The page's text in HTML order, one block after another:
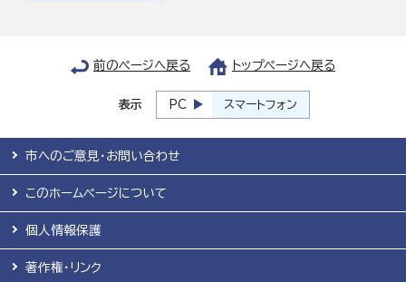
前のページへ戻る トップページへ戻る
表示 PC スマートフォン
市へのご意見・お問い合わせ
このホームページについて
個人情報保護
著作権・リンク